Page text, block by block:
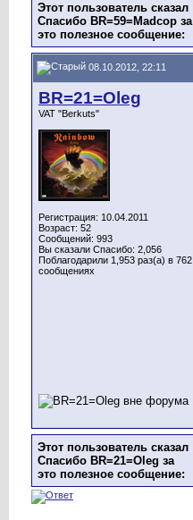
Этот пользователь сказал
Спасибо BR=59=Madcop за
это полезное сообщение:
08.10.2012, 22:11
BR=21=Oleg
VAT "Berkuts"
Регистрация: 10.04.2011
Возраст: 52
Сообщений: 993
Вы сказали Спасибо: 2,056
Поблагодарили 1,953 раз(а) в 762
сообщениях
Этот пользователь сказал
Спасибо BR=21=Oleg за
это полезное сообщение: